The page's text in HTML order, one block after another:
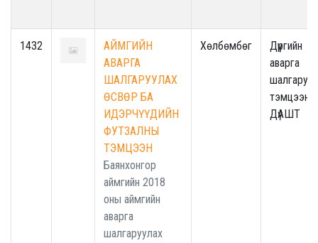
1432
АЙМГИЙН
АВАРГА
ШАЛГАРУУЛАХ
ӨСВӨР БА
ИДЭРЧҮҮДИЙН
ФУТЗАЛНЫ
ТЭМЦЭЭН
Баянхонгор
аймгийн 2018
оны аймгийн
аварга
шалгаруулах
Хөлбөмбөг
Дүүргийн
аварга
тэмцээн /
ДүАШТ